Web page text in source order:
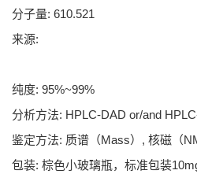
分子量: 610.521
来源:
纯度: 95%~99%
分析方法: HPLC-DAD or/and
鉴定方法: 质谱（Mass）, 核磁（
包装: 棕色小玻璃瓶，标准包装